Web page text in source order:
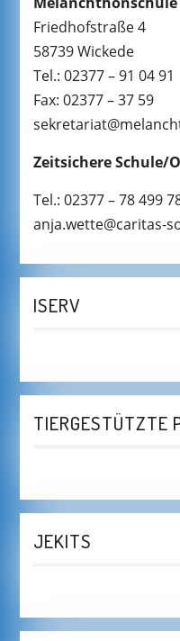
Friedhofstraße 4
58739 Wickede
Tel.: 02377 – 91 04 91
Fax: 02377 – 37 59
Zeitsichere Schule/
Tel.: 02377 – 78
anja.wette@caritas-
ISERV
TIERGESTÜTZTE
JEKITS